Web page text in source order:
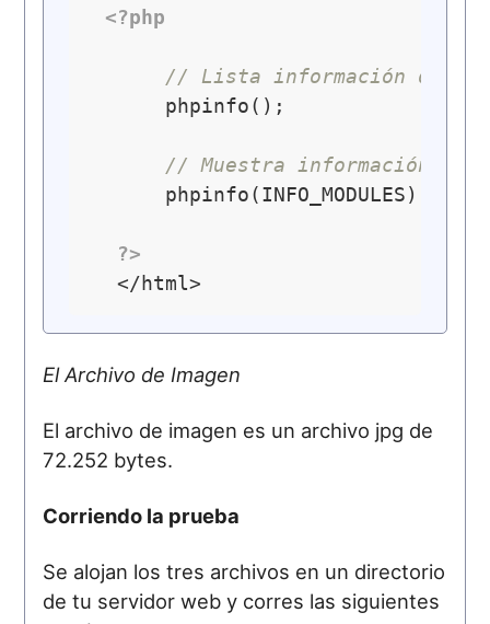
<?php
// Lista información de PHP
      phpinfo();
// Muestra información de
      phpinfo(INFO_MODULES);
?>
El Archivo de Imagen
El archivo de imagen es un archivo jpg de
72.252 bytes.
Corriendo la prueba
Se alojan los tres archivos en un directorio
de tu servidor web y corres las siguientes